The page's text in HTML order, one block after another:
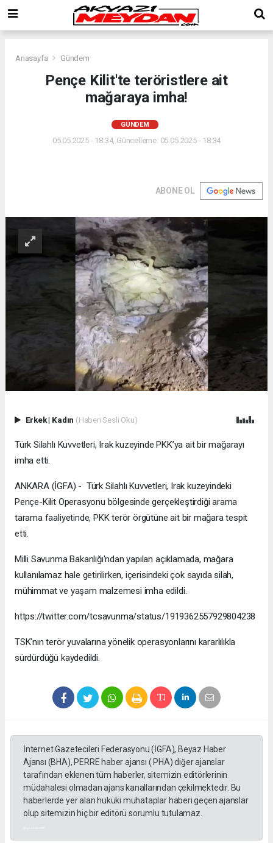
Anasayfa Gündem
Pençe Kilit'te teröristlere ait
mağaraya imha!
GÜNDEM
05.05.2025 - 18:34, Güncelleme: 05.05.2025 - 18:34
ABONE OL
Erkek| Kadın (Haberi Sesli Oku)
Türk Silahlı Kuvvetleri, Irak kuzeyinde PKK’ya ait bir mağarayı
imha etti.
ANKARA (İGFA) - Türk Silahlı Kuvvetleri, Irak kuzeyindeki
Pençe-Kilit Operasyonu bölgesinde gerçekleştirdiği arama
tarama faaliyetinde, PKK terör örgütüne ait bir mağara tespit
etti.
Milli Savunma Bakanlığı'ndan yapılan açıklamada, mağara
kullanılamaz hale getirilirken, içerisindeki çok sayıda silah,
mühimmat ve yaşam malzemesi imha edildi.
https://twitter.com/tcsavunma/status/1919362557929804238
TSK'nın terör yuvalarına yönelik operasyonlarını kararlılıkla
sürdürdüğü kaydedildi.
İnternet Gazetecileri Federasyonu (İGFA), Beyaz Haber
Ajansı (BHA), PERRE haber ajansı ( PHA) diğer ajanslar
tarafından eklenen tüm haberler, sitemizin editörlerinin
müdahalesi olmadan ajans kanallarından çekilmektedir. Bu
haberlerde yer alan hukuki muhataplar haberi geçen ajanslar
olup sitemizin hiç bir editörü sorumlu tutulamaz.